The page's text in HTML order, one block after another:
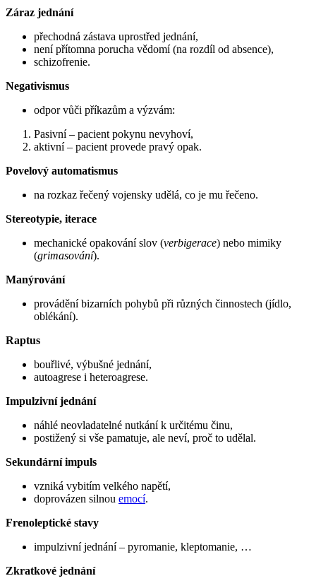
Záraz jednání
přechodná zástava uprostřed jednání,
není přítomna porucha vědomí (na rozdíl od absence),
schizofrenie.
Negativismus
odpor vůči příkazům a výzvám:
Pasivní – pacient pokynu nevyhoví,
aktivní – pacient provede pravý opak.
Povelový automatismus
na rozkaz řečený vojensky udělá, co je mu řečeno.
Stereotypie, iterace
mechanické opakování slov (verbigerace) nebo mimiky
(grimasování).
Manýrování
provádění bizarních pohybů při různých činnostech (jídlo,
oblékání).
Raptus
bouřlivé, výbušné jednání,
autoagrese i heteroagrese.
Impulzivní jednání
náhlé neovladatelné nutkání k určitému činu,
postižený si vše pamatuje, ale neví, proč to udělal.
Sekundární impuls
vzniká vybitím velkého napětí,
doprovázen silnou emocí.
Frenoleptické stavy
impulzivní jednání – pyromanie, kleptomanie, …
Zkratkové jednání